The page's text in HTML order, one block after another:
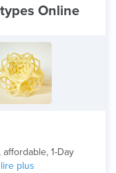
Online
1-Day
lire plus